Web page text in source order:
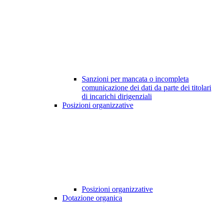
Sanzioni per mancata o incompleta
comunicazione dei dati da parte dei titolari
di incarichi dirigenziali
Posizioni organizzative
Posizioni organizzative
Dotazione organica